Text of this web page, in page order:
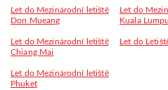
Let do Mezinárodní letiště
Don Mueang
Let do
Kuala
Let do Mezinárodní letiště
Chiang Mai
Let do
Let do Mezinárodní letiště
Phuket